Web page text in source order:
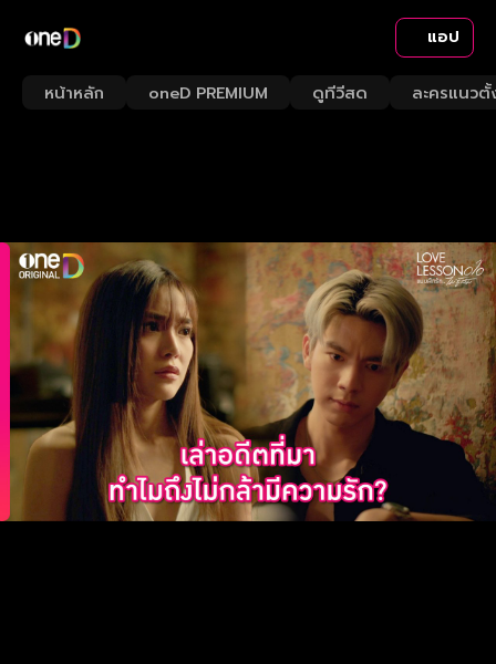
แอป
หน้าหลัก oneD PREMIUM ดูทีวีสด ละครแนวตั้